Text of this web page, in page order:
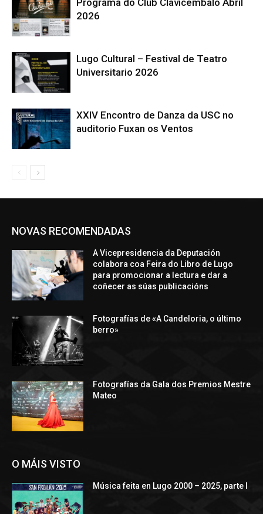
Programa do Club Clavicémbalo Abril
2026
Lugo Cultural – Festival de Teatro
Universitario 2026
XXIV Encontro de Danza da USC no
auditorio Fuxan os Ventos
NOVAS RECOMENDADAS
A Vicepresidencia da Deputación
colabora coa Feira do Libro de Lugo
para promocionar a lectura e dar a
coñecer as súas publicacións
Fotografías de «A Candeloria, o último
berro»
Fotografías da Gala dos Premios Mestre
Mateo
O MÁIS VISTO
Música feita en Lugo 2000 – 2025, parte I